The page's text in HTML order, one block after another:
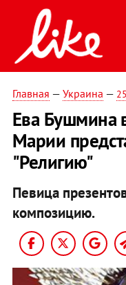
Главная — Украина —
Ева Бушмина
Марии
"Религию"
Певица
композицию.